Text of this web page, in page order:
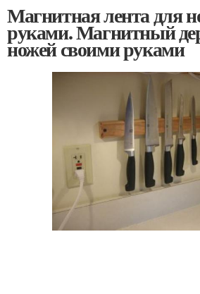
Магнитная лента для
руками. Магнитный
ножей своими руками